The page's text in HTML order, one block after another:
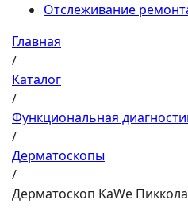
Отслеживание
Главная
/
Каталог
/
Функциональная
/
Дерматоскопы
/
Дерматоскоп KaWe